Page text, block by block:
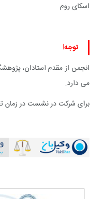
اسکای روم
توجه!
انجمن از مقدم استادان،
می دارد.
برای شرکت در نشست در زمان